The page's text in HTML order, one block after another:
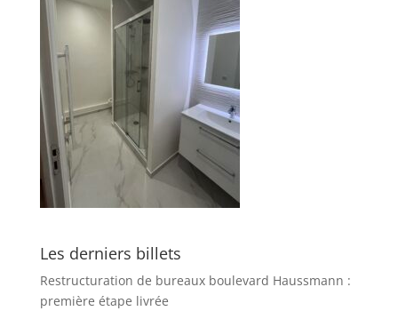
Les derniers billets
Restructuration de bureaux boulevard Haussmann :
première étape livrée